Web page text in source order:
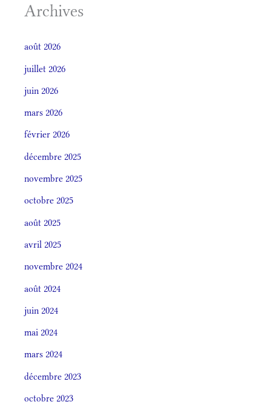
Archives
août 2026
juillet 2026
juin 2026
mars 2026
février 2026
décembre 2025
novembre 2025
octobre 2025
août 2025
avril 2025
novembre 2024
août 2024
juin 2024
mai 2024
mars 2024
décembre 2023
octobre 2023